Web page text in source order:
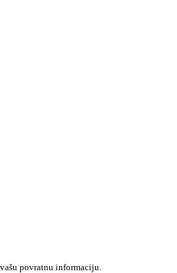
povratnu informaciju.